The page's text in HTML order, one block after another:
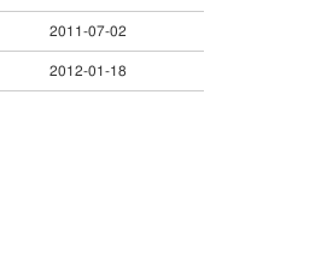
2011-07-02
2012-01-18